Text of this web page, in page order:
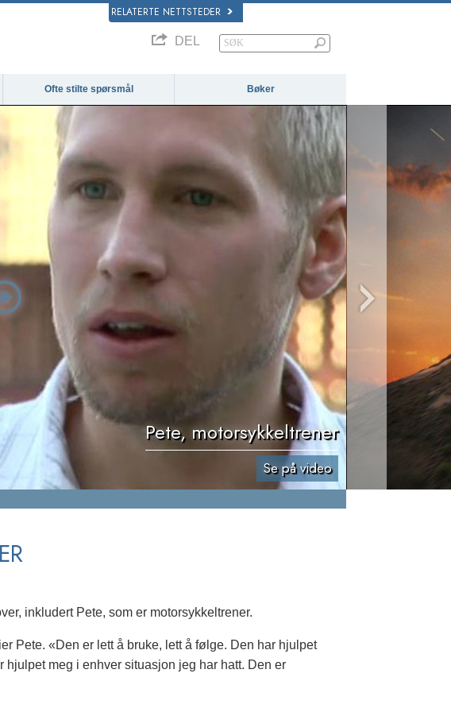
RELATERTE NETTSTEDER
DEL
Ofte stilte spørsmål Bøker
Pete, motorsykkeltrener
Se på video
inkludert Pete, som er motorsykkeltrener.
Pete. «Den er lett å bruke, lett å følge. Den har hjulpet
meg i enhver situasjon jeg har hatt. Den er